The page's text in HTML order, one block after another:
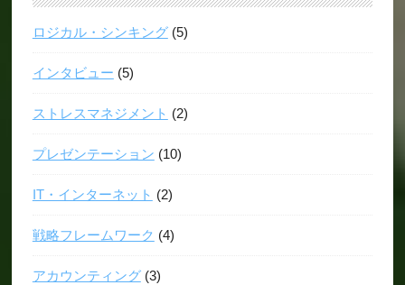
ロジカル・シンキング(5)
インタビュー (5)
ストレスマネジメント (2)
プレゼンテーション (10)
IT・インターネット (2)
戦略フレームワーク (4)
アカウンティング(3)